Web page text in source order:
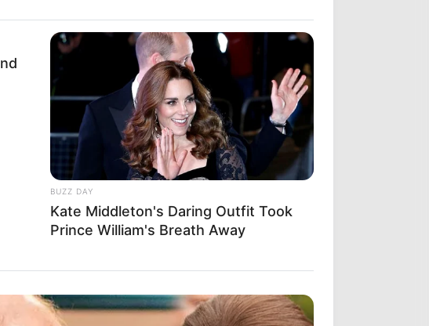
ku
vërtet
BUZZ DAY
Kate Middleton's Daring Outfit Took
Prince William's Breath Away